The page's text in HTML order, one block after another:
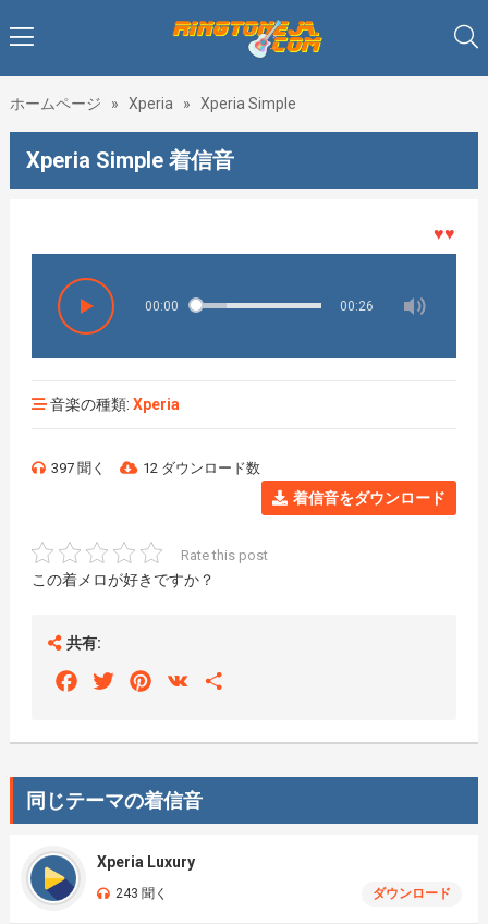
ホームページ » Xperia » Xperia Simple
Xperia Simple 着信音
♥♥♥着メ
00:00 00:26
音楽の種類: Xperia
397 聞く 12 ダウンロード数
着信音をダウンロード
Rate this post
この着メロが好きですか？
共有:
FacebookTwitterPinterest
VK
同じテーマの着信音
Xperia Luxury
243 聞く ダウンロード